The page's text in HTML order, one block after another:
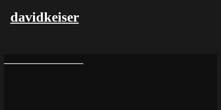
davidkeiser